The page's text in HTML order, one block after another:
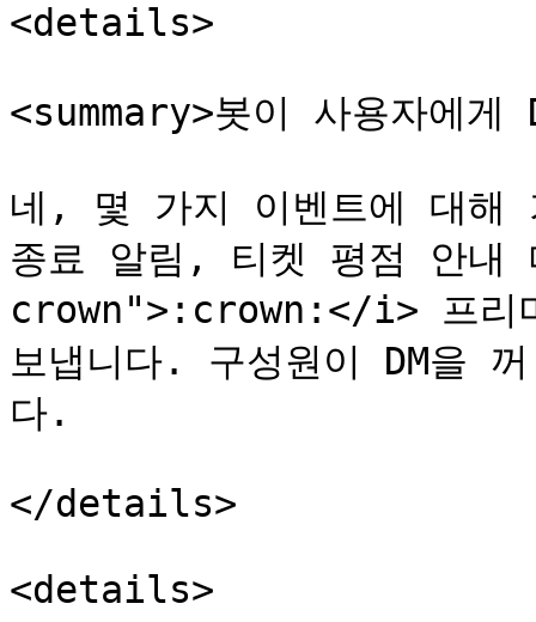
<details>
<summary>봇이 사용자에
네, 몇 가지 이벤트에 대해
종료 알림, 티켓 평점 안
crown">:crown:</i> 프리
보냅니다. 구성원이 DM을
다.
</details>
<details>